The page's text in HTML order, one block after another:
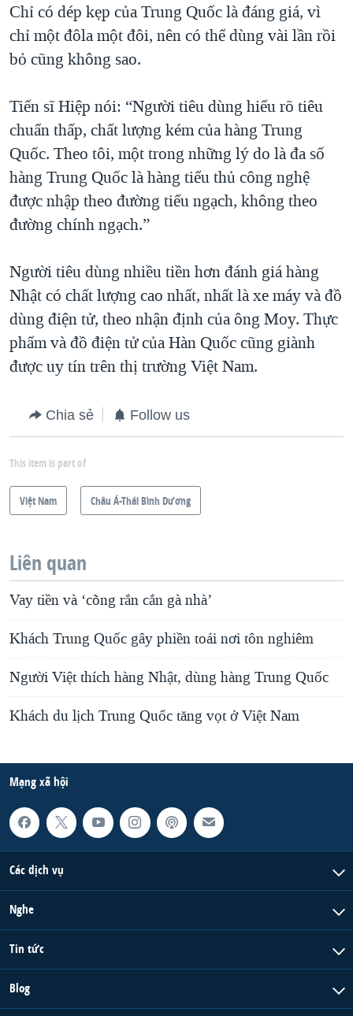
Chỉ có dép kẹp của Trung Quốc là đáng giá, vì
chỉ một đôla một đôi, nên có thể dùng vài lần rồi
bỏ cũng không sao.
Tiến sĩ Hiệp nói: “Người tiêu dùng hiểu rõ tiêu
chuẩn thấp, chất lượng kém của hàng Trung
Quốc. Theo tôi, một trong những lý do là đa số
hàng Trung Quốc là hàng tiểu thủ công nghệ
được nhập theo đường tiểu ngạch, không theo
đường chính ngạch.”
Người tiêu dùng nhiều tiền hơn đánh giá hàng
Nhật có chất lượng cao nhất, nhất là xe máy và đồ
dùng điện tử, theo nhận định của ông Moy. Thực
phẩm và đồ điện tử của Hàn Quốc cũng giành
được uy tín trên thị trường Việt Nam.
Chia sẻ Follow us
This item is part of
Việt Nam Châu Á-Thái Bình Dương
Liên quan
Vay tiền và ‘cõng rắn cắn gà nhà’
Khách Trung Quốc gây phiền toái nơi tôn nghiêm
Người Việt thích hàng Nhật, dùng hàng Trung Quốc
Khách du lịch Trung Quốc tăng vọt ở Việt Nam
Mạng xã hội
Các dịch vụ
Nghe
Tin tức
Blog